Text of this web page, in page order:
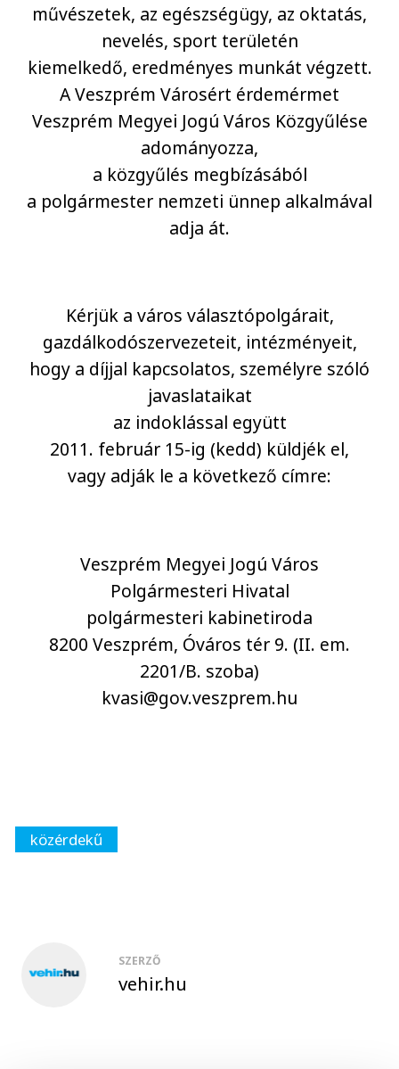
művészetek, az egészségügy, az oktatás,
nevelés, sport területén
kiemelkedő, eredményes munkát végzett.
A Veszprém Városért érdemérmet
Veszprém Megyei Jogú Város Közgyűlése
adományozza,
a közgyűlés megbízásából
a polgármester nemzeti ünnep alkalmával
adja át.
Kérjük a város választópolgárait,
gazdálkodószervezeteit, intézményeit,
hogy a díjjal kapcsolatos, személyre szóló
javaslataikat
az indoklással együtt
2011. február 15-ig (kedd) küldjék el,
vagy adják le a következő címre:
Veszprém Megyei Jogú Város
Polgármesteri Hivatal
polgármesteri kabinetiroda
8200 Veszprém, Óváros tér 9. (II. em.
2201/B. szoba)
kvasi@gov.veszprem.hu
közérdekű
SZERZŐ
vehir.hu